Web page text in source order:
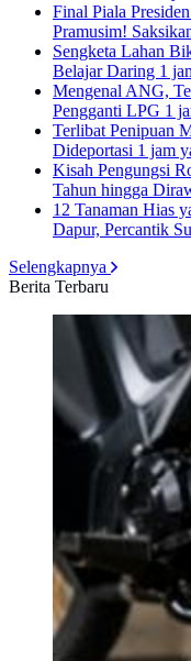
Final Piala
Pramusim!
Sengketa Lahan
Belajar Daring 1
Mengenal ANG,
Pengganti LPG 1
Terlibat Penipuan
Dideportasi 1 jam
Kisah Pengungsi
Tahun hingga
12 Tanaman Hias
Dapur, Percantik
Selengkapnya
Berita Terbaru